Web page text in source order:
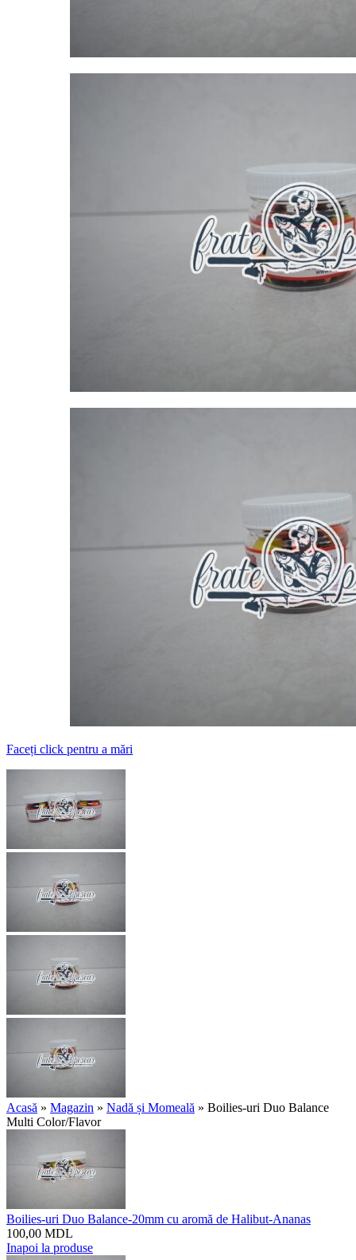
Faceți click pentru a mări
Acasă » Magazin » Nadă și Momeală » Boilies-uri Duo Balance
Multi Color/Flavor
Boilies-uri Duo Balance-20mm cu aromă de Halibut-Ananas
100,00 MDL
Inapoi la produse